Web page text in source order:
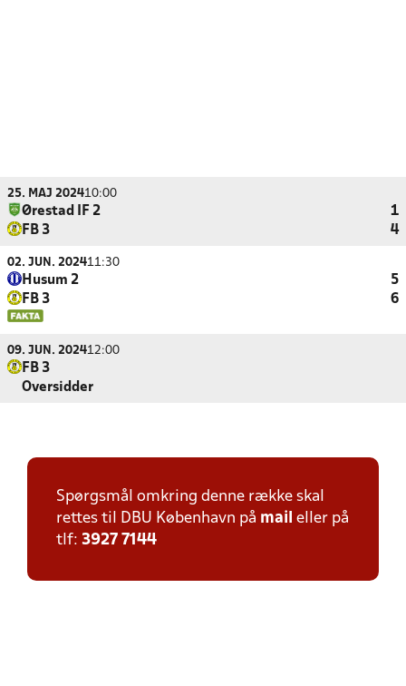
25. MAJ 202410:00
Ørestad IF 2
1
FB 3
4
02. JUN. 202411:30
Husum 2
5
FB 3
6
09. JUN. 202412:00
FB 3
Oversidder
Spørgsmål omkring denne række skal
rettes til DBU København på mail eller på
tlf: 3927 7144